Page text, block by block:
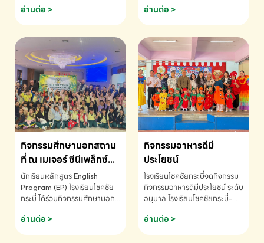
ข้อมูลเพิ่มเติม โทร. 075-691910
อ่านต่อ >
ด.ช.พัทธนันท์ พรหมพันธ์ ชั้น
อนุบาล EP K3 โรงเรียนโชคชัย
แข่งขันคณิตศาสตร์และคณิตคิด
เร็วนานาชาติ ครั้งที่ 46 ประจำปี
2569 ณ ประเทศสิงคโปร์
INTERNATIONAL
MATHEMATICS AND
MENTAL ARITHMETIC
COMPETITION 2026 - ถ้วย
รางวัลรองชนะเลิศอันดับที่ 2
Mental Arithmetic
Competition K2 - ถ้วยรางวัล
รองชนะเลิศอันดับที่ 2 Mental
K2(Grop) โรงเรียนโชคชัยกระบี่-
สอบถามข้อมูลเพิ่มเติม โทร.
075-691910
อ่านต่อ >
กิจกรรมศึกษานอกสถาน
ที่ ณ เมเจอร์ ซีนีเพล็กซ์
ระดับประถมศึกษา (EP.1-
6)
นักเรียนหลักสูตร English
Program (EP) โรงเรียนโชคชัย
กระบี่ ได้ร่วมกิจกรรมศึกษานอก
ชมภาพยนตร์ Toy Story 5
(Soundtrack)เพื่อเสริมทักษะ
อ่านต่อ >
กิจกรรมอาหารดีมี
ประโยชน์
โรงเรียนโชคชัยกระบี่จดกิจกรรม
กิจกรรมอาหารดีมีประโยชน์ ระดับ
อนุบาล โรงเรียนโชคชัยกระบี่-
075-691910
อ่านต่อ >